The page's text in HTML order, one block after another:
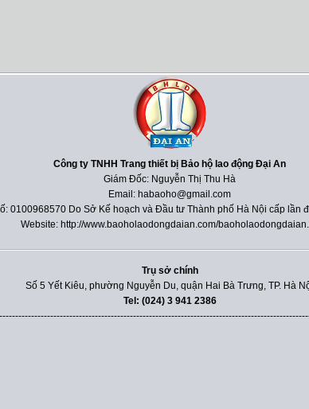
Công ty TNHH Trang thiết bị Bảo hộ lao động Đại An
Giám Đốc: Nguyễn Thị Thu Hà
Email: habaoho@gmail.com
0100968570 Do Sở Kế hoạch và Đầu tư Thành phố Hà Nội cấp lần
Website: http://www.baoholaodongdaian.com/
Trụ sở chính
Số 5 Yết Kiêu, phường Nguyễn Du, quận Hai Bà Trưng, TP. Hà
Tel: (024) 3 941 2386